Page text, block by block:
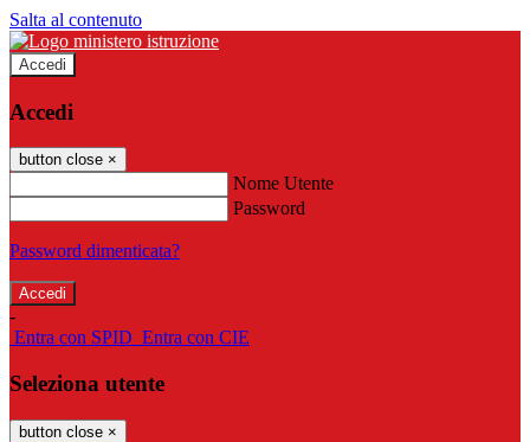
Salta al contenuto
Accedi
Accedi
button close ×
Nome Utente
Password
Password dimenticata?
-
Entra con SPID Entra con CIE
Seleziona utente
button close ×